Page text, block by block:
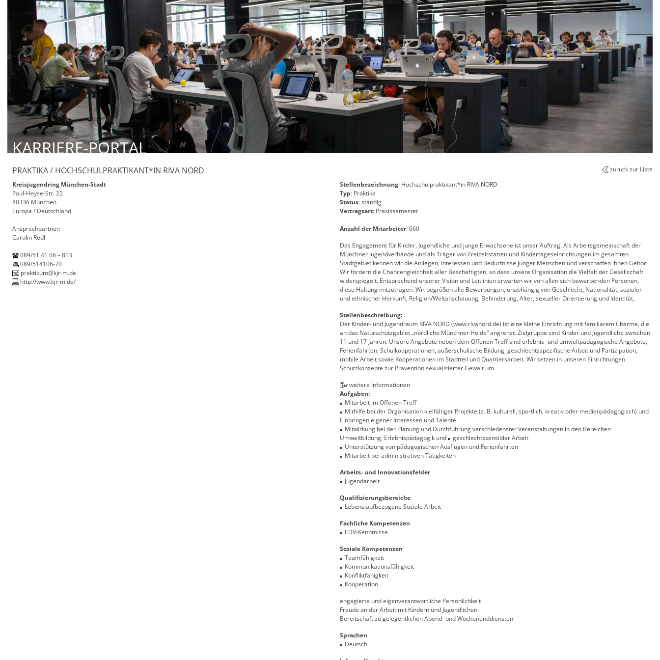
KARRIERE-PORTAL
zurück zur Liste
PRAKTIKA / HOCHSCHULPRAKTIKANT*IN RIVA NORD
Kreisjugendring München-Stadt
Paul-Heyse-Str. 22
80336 München
Europa / Deutschland
Ansprechpartner:
Carolin Redl
089/51 41 06 – 813
089/514106-70
praktikum@kjr-m.de
http://www.kjr-m.de/
Stellenbezeichnung: Hochschulpraktikant*in RIVA NORD
Typ: Praktika
Status: ständig
Vertragsart: Praxissemester
Anzahl der Mitarbeiter: 660
Das Engagement für Kinder, Jugendliche und junge Erwachsene ist unser Auftrag. Als Arbeitsgemeinschaft der
Münchner Jugendverbände und als Träger von Freizeitstätten und Kindertageseinrichtungen im gesamten
Stadtgebiet kennen wir die Anliegen, Interessen und Bedürfnisse junger Menschen und verschaffen ihnen Gehör.
Wir fördern die Chancengleichheit aller Beschäftigten, so dass unsere Organisation die Vielfalt der Gesellschaft
widerspiegelt. Entsprechend unserer Vision und Leitlinien erwarten wir von allen sich bewerbenden Personen,
diese Haltung mitzutragen. Wir begrüßen alle Bewerbungen, unabhängig von Geschlecht, Nationalität, sozialer
und ethnischer Herkunft, Religion/Weltanschauung, Behinderung, Alter, sexueller Orientierung und Identität.
Stellenbeschreibung:
Der Kinder- und Jugendraum RIVA NORD (www.rivanord.de) ist eine kleine Einrichtung mit familiärem Charme, die
an das Naturschutzgebiet „nördliche Münchner Heide“ angrenzt. Zielgruppe sind Kinder und Jugendliche zwischen
11 und 17 Jahren. Unsere Angebote neben dem Offenen Treff sind erlebnis- und umweltpädagogische Angebote,
Ferienfahrten, Schulkooperationen, außerschulische Bildung, geschlechtsspezifische Arbeit und Partizipation,
mobile Arbeit sowie Kooperationen im Stadtteil und Quartiersarbeit. Wir setzen in unseren Einrichtungen
Schutzkonzepte zur Prävention sexualisierter Gewalt um.
weitere Informationen
Aufgaben:
Mitarbeit im Offenen Treff
Mithilfe bei der Organisation vielfältiger Projekte (z. B. kulturell, sportlich, kreativ oder medienpädagogisch) und
Einbringen eigener Interessen und Talente
Mitwirkung bei der Planung und Durchführung verschiedenster Veranstaltungen in den Bereichen
Umweltbildung, Erlebnispädagogik und
geschlechtssensibler Arbeit
Unterstützung von pädagogischen Ausflügen und Ferienfahrten
Mitarbeit bei administrativen Tätigkeiten
Arbeits- und Innovationsfelder
Jugendarbeit
Qualifizierungsbereiche
Lebenslaufbezogene Soziale Arbeit
Fachliche Kompetenzen
EDV-Kenntnisse
Soziale Kompetenzen
Teamfähigkeit
Kommunikationsfähigkeit
Konfliktfähigkeit
Kooperation
engagierte und eigenverantwortliche Persönlichkeit
Freude an der Arbeit mit Kindern und Jugendlichen
Bereitschaft zu gelegentlichen Abend- und Wochenenddiensten
Sprachen
Deutsch